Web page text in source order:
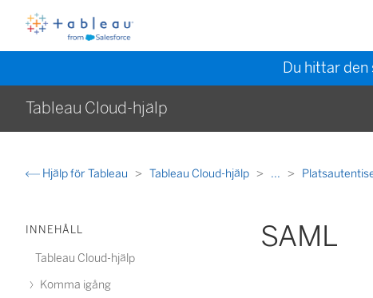
Du hittar
Tableau Cloud-hjälp
Hjälp för Tableau Tableau Cloud-hjälp ...
INNEHÅLL
Tableau Cloud-hjälp
Komma igång
SAML